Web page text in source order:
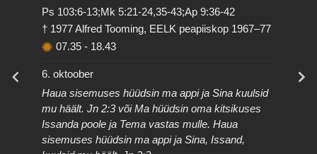
Ps 103:6-13;Mk 5:21-24,35-43;Ap 9:36-42
† 1977 Alfred Tooming, EELK peapiiskop 1967–77
07.35 - 18.43
6. oktoober
Haua sisemuses hüüdsin ma appi ja Sina kuulsid
mu häält. Jn 2:3 või Ma hüüdsin oma kitsikuses
Issanda poole ja Tema vastas mulle. Haua
sisemuses hüüdsin ma appi ja Sina, Issand,